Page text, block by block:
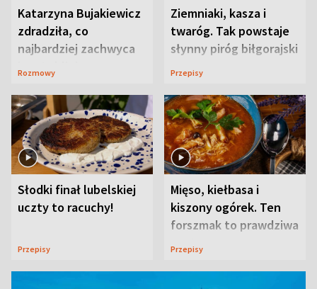
Katarzyna Bujakiewicz
zdradziła, co
najbardziej zachwyca
ją w Lublinie
Rozmowy
Ziemniaki, kasza i
twaróg. Tak powstaje
słynny piróg biłgorajski
Przepisy
Słodki finał lubelskiej
uczty to racuchy!
Przepisy
Mięso, kiełbasa i
kiszony ogórek. Ten
forszmak to prawdziwa
uczta
Przepisy